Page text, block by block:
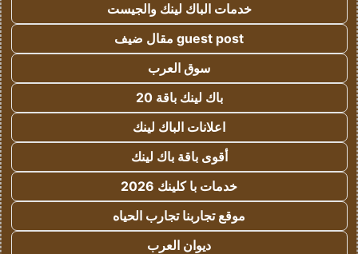
خدمات الباك لينك والجيست
guest post مقال ضيف
سوق العرب
باك لينك باقة 20
اعلانات الباك لينك
أقوى باقة باك لينك
خدمات با كلينك 2026
موقع تجاربنا تجارب الحياه
ديوان العرب